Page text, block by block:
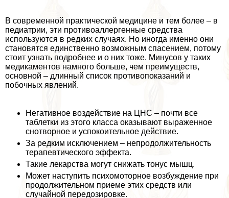
В современной пpaктической медицине и тем более – в
педиатрии, эти противоаллергенные средства
используются в редких случаях. Но иногда именно они
становятся единственно возможным спасением, потому
стоит узнать подробнее и о них тоже. Минусов у таких
медикаментов намного больше, чем преимуществ,
основной – длинный список противопоказаний и
побочных явлений.
Негативное воздействие на ЦНС – почти все
таблетки из этого класса оказывают выраженное
снотворное и успокоительное действие.
За редким исключением – непродолжительность
терапевтического эффекта.
Такие лекарства могут снижать тонус мышц.
Может наступить психомоторное возбуждение при
продолжительном приеме этих средств или
случайной передозировке.